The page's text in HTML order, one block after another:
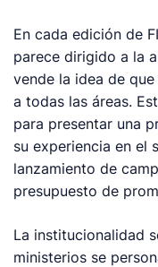
En cada edición de
parece dirigido a la
vende la idea de
a todas las áreas.
para presentar una
su experiencia en el
lanzamiento de
presupuesto de
La institucionalidad
ministerios se